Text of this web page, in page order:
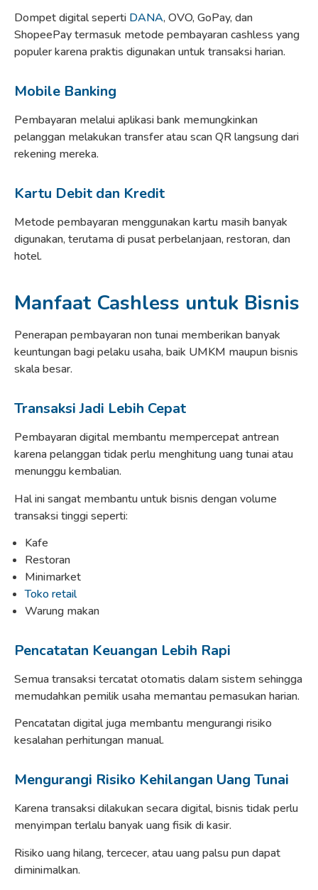
Dompet digital seperti DANA, OVO, GoPay, dan
ShopeePay termasuk metode pembayaran cashless yang
populer karena praktis digunakan untuk transaksi harian.
Mobile Banking
Pembayaran melalui aplikasi bank memungkinkan
pelanggan melakukan transfer atau scan QR langsung dari
rekening mereka.
Kartu Debit dan Kredit
Metode pembayaran menggunakan kartu masih banyak
digunakan, terutama di pusat perbelanjaan, restoran, dan
hotel.
Manfaat Cashless untuk Bisnis
Penerapan pembayaran non tunai memberikan banyak
keuntungan bagi pelaku usaha, baik UMKM maupun bisnis
skala besar.
Transaksi Jadi Lebih Cepat
Pembayaran digital membantu mempercepat antrean
karena pelanggan tidak perlu menghitung uang tunai atau
menunggu kembalian.
Hal ini sangat membantu untuk bisnis dengan volume
transaksi tinggi seperti:
Kafe
Restoran
Minimarket
Toko retail
Warung makan
Pencatatan Keuangan Lebih Rapi
Semua transaksi tercatat otomatis dalam sistem sehingga
memudahkan pemilik usaha memantau pemasukan harian.
Pencatatan digital juga membantu mengurangi risiko
kesalahan perhitungan manual.
Mengurangi Risiko Kehilangan Uang Tunai
Karena transaksi dilakukan secara digital, bisnis tidak perlu
menyimpan terlalu banyak uang fisik di kasir.
Risiko uang hilang, tercecer, atau uang palsu pun dapat
diminimalkan.